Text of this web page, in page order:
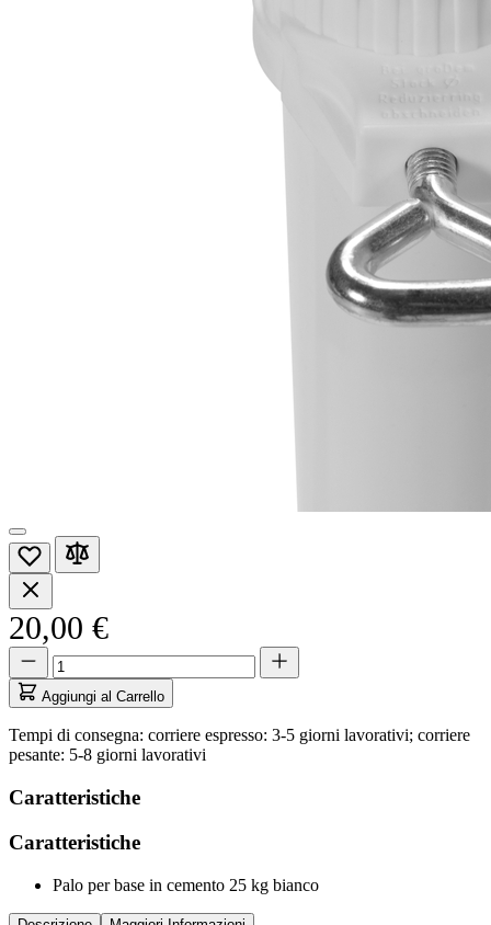
20,00 €
Quantità
aggiornata
1
Quantità
Aggiungi al Carrello
Tempi di consegna: corriere espresso: 3-5 giorni lavorativi; corriere
pesante: 5-8 giorni lavorativi
Caratteristiche
Caratteristiche
Palo per base in cemento 25 kg bianco